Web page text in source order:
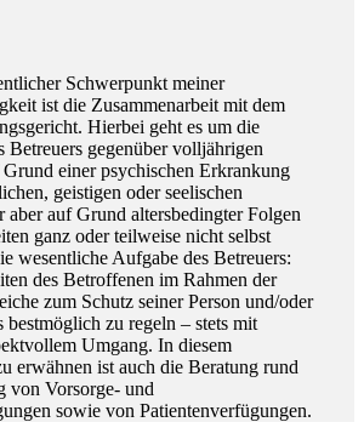
Schwerpunkt meiner
ist die Zusammenarbeit mit dem
Hierbei geht es um die
Betreuers gegenüber volljährigen
Grund einer psychischen Erkrankung
geistigen oder seelischen
aber auf Grund altersbedingter Folgen
ganz oder teilweise nicht selbst
wesentliche Aufgabe des Betreuers:
des Betroffenen im Rahmen der
zum Schutz seiner Person und/oder
bestmöglich zu regeln – stets mit
Umgang. In diesem
erwähnen ist auch die Beratung rund
von Vorsorge- und
sowie von Patientenverfügungen.